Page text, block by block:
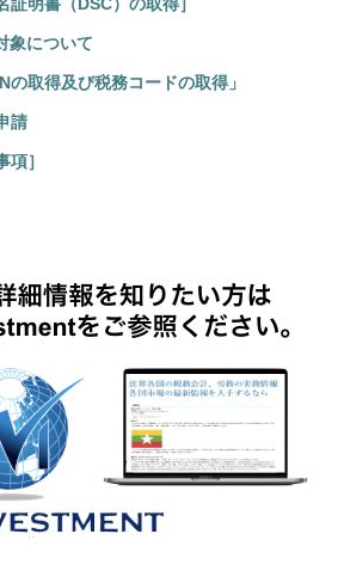
明書（DSC）の取得］
象について
取得及び税務コードの取得」
請
］